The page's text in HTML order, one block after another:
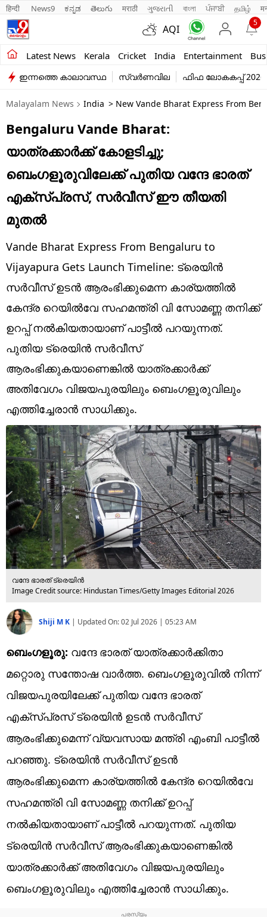
हिन्दी News9 ಕನ್ನಡ తెలుగు मराठी ગુજરાતી বাংলা ਪੰਜਾਬੀ தமிழ்
AQI
5
Latest News Kerala Cricket India Entertainment
Kerala
India
Entertainment
Business
Education
Sports
Lifestyle
world
Technology
Web Story
Photo
Short Videos
ഇന്നത്തെ കാലാവസ്ഥ സ്വർണവില ഫിഫ ലോകകപ്പ് 2026
Malayalam News India > New Vande Bharat Express From
Bengaluru Vande Bharat:
യാത്രക്കാര്‍ക്ക് കോളടിച്ചു;
ബെംഗളൂരുവിലേക്ക് പുതിയ വന്ദേ ഭാരത്
എക്‌സ്പ്രസ്, സര്‍വീസ് ഈ തീയതി
മുതല്‍
Vande Bharat Express From Bengaluru to
Vijayapura Gets Launch Timeline: ട്രെയിന്‍
സര്‍വീസ് ഉടന്‍ ആരംഭിക്കുമെന്ന കാര്യത്തില്‍
കേന്ദ്ര റെയില്‍വേ സഹമന്ത്രി വി സോമണ്ണ തനിക്ക്
ഉറപ്പ് നല്‍കിയതായാണ് പാട്ടീല്‍ പറയുന്നത്.
പുതിയ ട്രെയിന്‍ സര്‍വീസ്
ആരംഭിക്കുകയാണെങ്കില്‍ യാത്രക്കാര്‍ക്ക്
അതിവേഗം വിജയപുരയിലും ബെംഗളൂരുവിലും
എത്തിച്ചേരാന്‍ സാധിക്കും.
വന്ദേ ഭാരത് ട്രെയിന്‍
Image Credit source: Hindustan Times/Getty Images Editorial 2026
Shiji M K | Updated On:02 Jul 2026 | 05:23 AM
ബെംഗളൂരു: വന്ദേ ഭാരത് യാത്രക്കാര്‍ക്കിതാ
മറ്റൊരു സന്തോഷ വാര്‍ത്ത. ബെംഗളൂരുവില്‍ നിന്ന്
വിജയപുരയിലേക്ക് പുതിയ വന്ദേ ഭാരത്
എക്‌സ്പ്രസ് ട്രെയിന്‍ ഉടന്‍ സര്‍വീസ്
ആരംഭിക്കുമെന്ന് വ്യവസായ മന്ത്രി എംബി പാട്ടീല്‍
പറഞ്ഞു. ട്രെയിന്‍ സര്‍വീസ് ഉടന്‍
ആരംഭിക്കുമെന്ന കാര്യത്തില്‍ കേന്ദ്ര റെയില്‍വേ
സഹമന്ത്രി വി സോമണ്ണ തനിക്ക് ഉറപ്പ്
നല്‍കിയതായാണ് പാട്ടീല്‍ പറയുന്നത്. പുതിയ
ട്രെയിന്‍ സര്‍വീസ് ആരംഭിക്കുകയാണെങ്കില്‍
യാത്രക്കാര്‍ക്ക് അതിവേഗം വിജയപുരയിലും
ബെംഗളൂരുവിലും എത്തിച്ചേരാന്‍ സാധിക്കും.